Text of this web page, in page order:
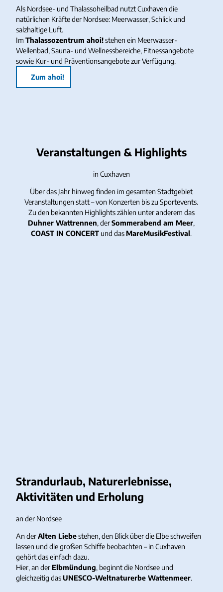
Als Nordsee- und Thalassoheilbad nutzt Cuxhaven die
natürlichen Kräfte der Nordsee: Meerwasser, Schlick und
salzhaltige Luft.
Im Thalassozentrum ahoi!stehen ein Meerwasser-
Wellenbad, Sauna- und Wellnessbereiche, Fitnessangebote
sowie Kur- und Präventionsangebote zur Verfügung.
Zum ahoi!
Veranstaltungen & Highlights
in Cuxhaven
Über das Jahr hinweg finden im gesamten Stadtgebiet
Veranstaltungen statt – von Konzerten bis zu Sportevents.
Zu den bekannten Highlights zählen unter anderem das
Duhner Wattrennen, derSommerabend am Meer,
COAST IN CONCERT und das MareMusikFestival.
Strandurlaub, Naturerlebnisse,
Aktivitäten und Erholung
an der Nordsee
An derAlten Liebestehen, den Blick über die Elbe schweifen
lassen und die großen Schiffe beobachten – in Cuxhaven
gehört das einfach dazu.
Hier, an der Elbmündung, beginnt die Nordsee und
gleichzeitig dasUNESCO-Weltnaturerbe Wattenmeer.